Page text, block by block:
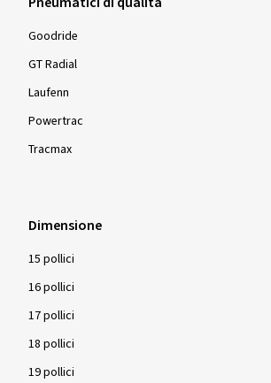
Goodride
GT Radial
Laufenn
Powertrac
Tracmax
Dimensione
15 pollici
16 pollici
17 pollici
18 pollici
19 pollici